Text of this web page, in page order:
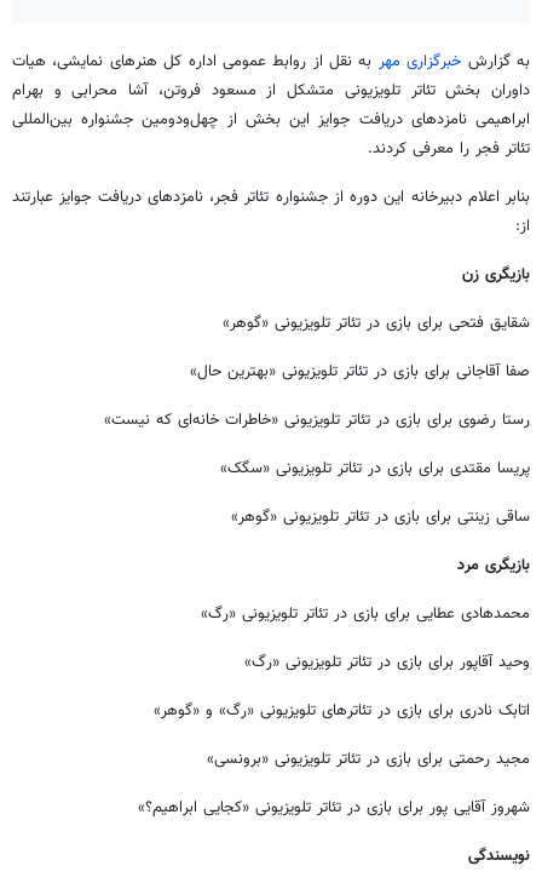
به گزارش خبرگزاری مهر به نقل از روابط عمومی اداره کل هنرهای نمایشی، هیات‌
داوران بخش تئاتر تلویزیونی متشکل از مسعود فروتن، آشا محرابی و بهرام
ابراهیمی نامزدهای دریافت جوایز این بخش از چهل‌ودومین جشنواره بین‌المللی
تئاتر فجر را معرفی کردند.
بنابر اعلام دبیرخانه‌ این دوره از جشنواره تئاتر فجر، نامزدهای دریافت جوایز عبارتند
از:
بازیگری زن
شقایق فتحی برای بازی در تئاتر تلویزیونی «گوهر»
صفا آقاجانی برای بازی در تئاتر تلویزیونی «بهترین حال»
رستا رضوی برای بازی در تئاتر تلویزیونی «خاطرات خانه‌ای که نیست»
پریسا مقتدی برای بازی در تئاتر تلویزیونی «سگک»
ساقی زینتی برای بازی در تئاتر تلویزیونی «گوهر»
بازیگری مرد
محمدهادی عطایی برای بازی در تئاتر تلویزیونی «رگ»
وحید آقاپور برای بازی در تئاتر تلویزیونی «رگ»
اتابک نادری برای بازی در تئاترهای تلویزیونی «رگ» و «گوهر»
مجید رحمتی برای بازی در تئاتر تلویزیونی «برونسی»
شهروز آقایی پور برای بازی در تئاتر تلویزیونی «کجایی ابراهیم؟»
نویسندگی